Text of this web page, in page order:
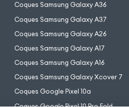
Coques Samsung Galaxy A36
Coques Samsung Galaxy A37
Coques Samsung Galaxy A26
Coques Samsung Galaxy A17
Coques Samsung Galaxy A16
Coques Samsung Galaxy Xcover 7
Coques Google Pixel 10a